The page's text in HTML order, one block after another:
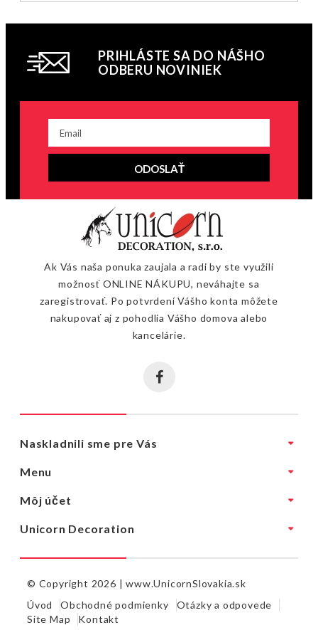
PRIHLÁSTE SA DO NÁŠHO
ODBERU NOVINIEK
ODOSLAŤ
Ak Vás naša ponuka zaujala a radi by ste využili
možnosť ONLINE NÁKUPU, neváhajte sa
zaregistrovať. Po potvrdení Vášho konta môžete
nakupovať aj z pohodlia Vášho domova alebo
kancelárie.
Naskladnili sme pre Vás
Menu
Môj účet
Unicorn Decoration
© Copyright 2026 |www.UnicornSlovakia.sk
Úvod
Obchodné podmienky
Otázky a odpovede
Site Map
Kontakt